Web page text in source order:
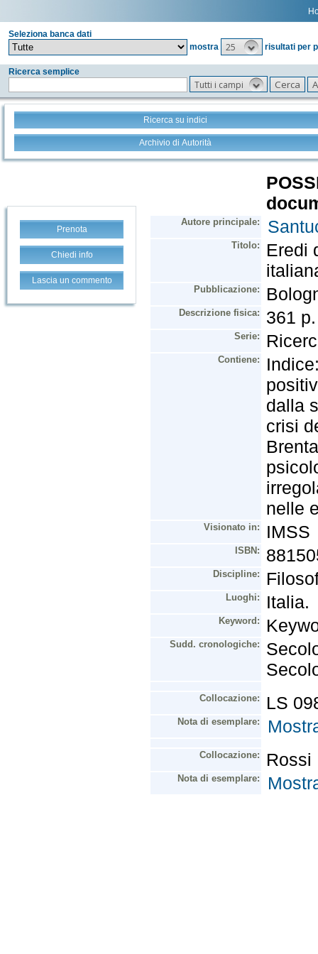
Seleziona banca dati
mostra
25 risultati per
Ricerca semplice
Tutti i campi
Ricerca su indici
Archivio di Autorità
Prenota
Chiedi info
Lascia un commento